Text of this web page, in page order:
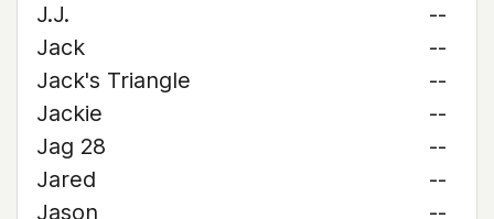
J.J.
--
Jack
--
Jack's Triangle
--
Jackie
--
Jag 28
--
Jared
--
Jason
--